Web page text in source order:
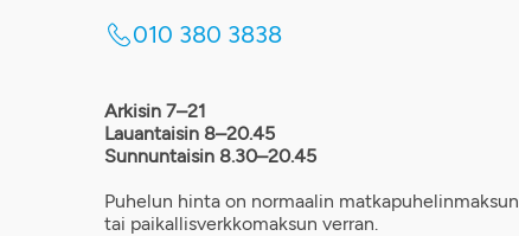
010 380 3838
Arkisin 7–21
Lauantaisin 8–20.45
Sunnuntaisin 8.30–20.45
Puhelun hinta on normaalin matkapuhelinmaksun
tai paikallisverkkomaksun verran.